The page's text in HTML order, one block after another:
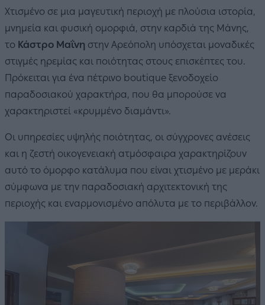
Χτισμένο σε μια μαγευτική περιοχή με πλούσια ιστορία,
μνημεία και φυσική ομορφιά, στην καρδιά της Μάνης,
το Κάστρο Μαΐνη στην Αρεόπολη υπόσχεται μοναδικές
στιγμές ηρεμίας και ποιότητας στους επισκέπτες του.
Πρόκειται για ένα πέτρινο boutique ξενοδοχείο
παραδοσιακού χαρακτήρα, που θα μπορούσε να
χαρακτηριστεί «κρυμμένο διαμάντι».
Οι υπηρεσίες υψηλής ποιότητας, οι σύγχρονες ανέσεις
και η ζεστή οικογενειακή ατμόσφαιρα χαρακτηρίζουν
αυτό το όμορφο κατάλυμα που είναι χτισμένο με μεράκι
σύμφωνα με την παραδοσιακή αρχιτεκτονική της
περιοχής και εναρμονισμένο απόλυτα με το περιβάλλον.